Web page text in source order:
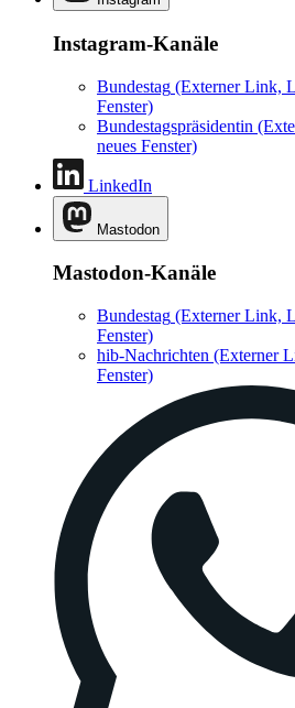
Instagram-Kanäle
Bundestag (Externer Link,
Fenster)
Bundestagspräsidentin
neues Fenster)
LinkedIn
Mastodon
Mastodon-Kanäle
Bundestag (Externer Link,
Fenster)
hib-Nachrichten (Externer
Fenster)